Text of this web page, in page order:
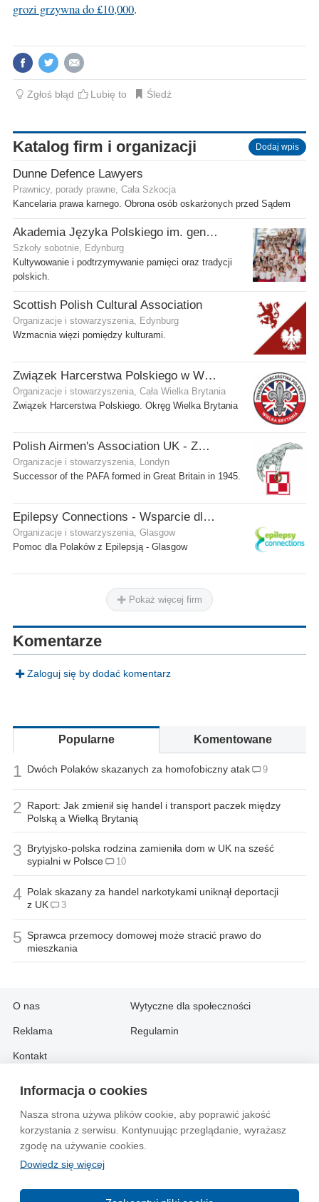
Informacja o cookies
Nasza strona używa plików cookie, aby poprawić jakość
korzystania z serwisu. Kontynuując przeglądanie, wyrażasz
zgodę na używanie cookies.
Dowiedz się więcej
grozi grzywna do £10,000.
Zgłoś błąd Lubię to Śledź
Katalog firm i organizacji Dodaj wpis
Dunne Defence Lawyers
Prawnicy, porady prawne, Cała Szkocja
Kancelaria prawa karnego. Obrona osób oskarżonych przed Sądem
Akademia Języka Polskiego im. gen. Stanisława Maczka przy ECP
Szkoły sobotnie, Edynburg
Kultywowanie i podtrzymywanie pamięci oraz tradycji
polskich.
Scottish Polish Cultural Association
Organizacje i stowarzyszenia, Edynburg
Wzmacnia więzi pomiędzy kulturami.
Związek Harcerstwa Polskiego w Wielkiej Brytanii
Organizacje i stowarzyszenia, Cała Wielka Brytania
Związek Harcerstwa Polskiego. Okręg Wielka Brytania
Polish Airmen's Association UK - Związek Lotników Polskich WB
Organizacje i stowarzyszenia, Londyn
Successor of the PAFA formed in Great Britain in 1945.
Epilepsy Connections - Wsparcie dla osób z epilepsją
Organizacje i stowarzyszenia, Glasgow
Pomoc dla Polaków z Epilepsją - Glasgow
Pokaż więcej firm
Komentarze
Zaloguj się by dodać komentarz
Popularne Komentowane
1 Dwóch Polaków skazanych za homofobiczny atak 9
2 Raport: Jak zmienił się handel i transport paczek między
Polską a Wielką Brytanią
3 Brytyjsko-polska rodzina zamieniła dom w UK na sześć
sypialni w Polsce
10
4 Polak skazany za handel narkotykami uniknął deportacji
z UK
3
5 Sprawca przemocy domowej może stracić prawo do
mieszkania
O nas
Reklama
Kontakt
Wytyczne dla społeczności
Regulamin
Information in English:
About
Advertise
Contact